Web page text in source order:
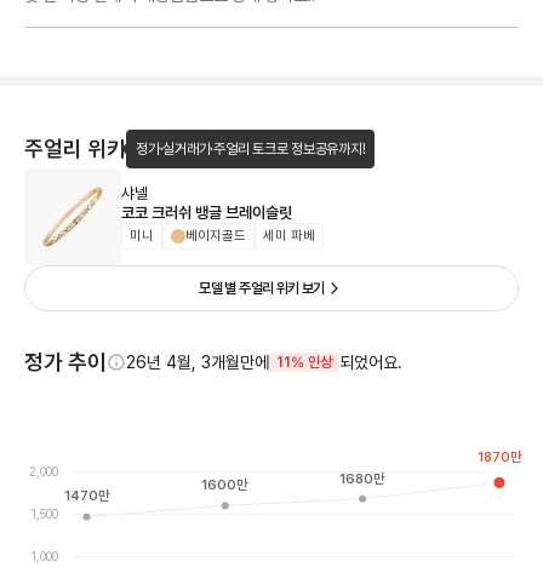
주얼리 위키 정가·실거래가·주얼리 토크로 정보공유까지!
샤넬
코코 크러쉬 뱅글 브레이슬릿
미니 베이지골드 세미 파베
모델 별 주얼리 위키 보기
정가 추이 26년 4월, 3개월만에 11% 인상 되었어요.
1,000
1,500
2,000
1470만
1600만 1680만
1870만